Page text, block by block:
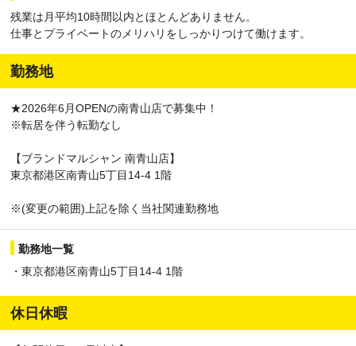
残業は月平均10時間以内とほとんどありません。
仕事とプライベートのメリハリをしっかりつけて働けます。
勤務地
★2026年6月OPENの南青山店で募集中！
※転居を伴う転勤なし
【ブランドマルシャン 南青山店】
東京都港区南青山5丁目14-4 1階
※(変更の範囲)上記を除く当社関連勤務地
勤務地一覧
・東京都港区南青山5丁目14-4 1階
休日休暇